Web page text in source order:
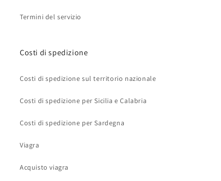
Termini del servizio
Costi di spedizione
Costi di spedizione sul territorio nazionale
Costi di spedizione per Sicilia e Calabria
Costi di spedizione per Sardegna
Viagra
Acquisto viagra